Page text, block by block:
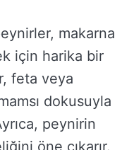
makarna
için harika bir
feta veya
dokusuyla
peynirin